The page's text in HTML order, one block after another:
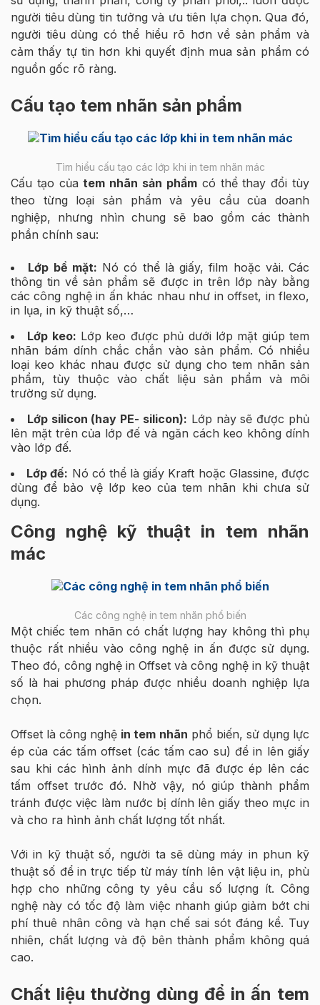
người tiêu dùng tin tưởng và ưu tiên lựa chọn. Qua đó,
người tiêu dùng có thể hiểu rõ hơn về sản phẩm và
cảm thấy tự tin hơn khi quyết định mua sản phẩm có
nguồn gốc rõ ràng.
Cấu tạo tem nhãn sản phẩm
Tìm hiểu cấu tạo các lớp khi in tem nhãn mác
Cấu tạo củatem nhãn sản phẩmcó thể thay đổi tùy
theo từng loại sản phẩm và yêu cầu của doanh
nghiệp, nhưng nhìn chung sẽ bao gồm các thành
phần chính sau:
Lớp bề mặt: Nó có thể là giấy, film hoặc vải. Các
thông tin về sản phẩm sẽ được in trên lớp này bằng
các công nghệ in ấn khác nhau như in offset, in flexo,
in lụa, in kỹ thuật số,…
Lớp keo: Lớp keo được phủ dưới lớp mặt giúp tem
nhãn bám dính chắc chắn vào sản phẩm. Có nhiều
loại keo khác nhau được sử dụng cho tem nhãn sản
phẩm, tùy thuộc vào chất liệu sản phẩm và môi
trường sử dụng.
Lớp silicon (hay PE- silicon): Lớp này sẽ được phủ
lên mặt trên của lớp đế và ngăn cách keo không dính
vào lớp đế.
Lớp đế: Nó có thể là giấy Kraft hoặc Glassine, được
dùng để bảo vệ lớp keo của tem nhãn khi chưa sử
dụng.
Công nghệ kỹ thuật in tem nhãn
mác
Các công nghệ in tem nhãn phổ biến
Một chiếc tem nhãn có chất lượng hay không thì phụ
thuộc rất nhiều vào công nghệ in ấn được sử dụng.
Theo đó, công nghệ in Offset và công nghệ in kỹ thuật
số là hai phương pháp được nhiều doanh nghiệp lựa
chọn.
Offset là công nghệ in tem nhãn phổ biến, sử dụng lực
ép của các tấm offset (các tấm cao su) để in lên giấy
sau khi các hình ảnh dính mực đã được ép lên các
tấm offset trước đó. Nhờ vậy, nó giúp thành phẩm
tránh được việc làm nước bị dính lên giấy theo mực in
và cho ra hình ảnh chất lượng tốt nhất.
Với in kỹ thuật số, người ta sẽ dùng máy in phun kỹ
thuật số để in trực tiếp từ máy tính lên vật liệu in, phù
hợp cho những công ty yêu cầu số lượng ít. Công
nghệ này có tốc độ làm việc nhanh giúp giảm bớt chi
phí thuê nhân công và hạn chế sai sót đáng kể. Tuy
nhiên, chất lượng và độ bên thành phẩm không quá
cao.
Chất liệu thường dùng để in ấn tem